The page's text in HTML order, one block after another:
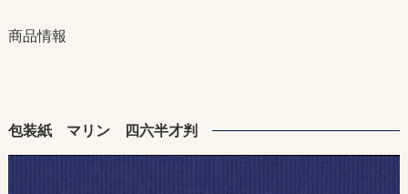
商品情報
包装紙 マリン 四六半才判